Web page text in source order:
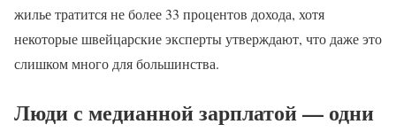
жилье тратится не более 33 процентов дохода, хотя
некоторые швейцарские эксперты утверждают, что даже это
слишком много для большинства.
Люди с медианной зарплатой — одни